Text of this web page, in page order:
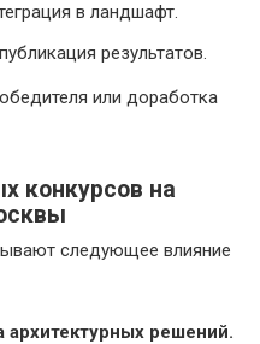
в ландшафт.
результатов.
или доработка
конкурсов на
следующее влияние
решений.